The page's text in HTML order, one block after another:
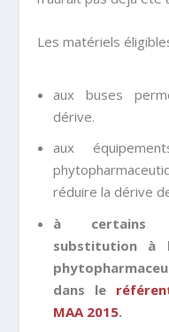
Les matériels
aux buses
dérive.
aux
réduire la dérive
à certains
substitution à
dans le
MAA 2015.